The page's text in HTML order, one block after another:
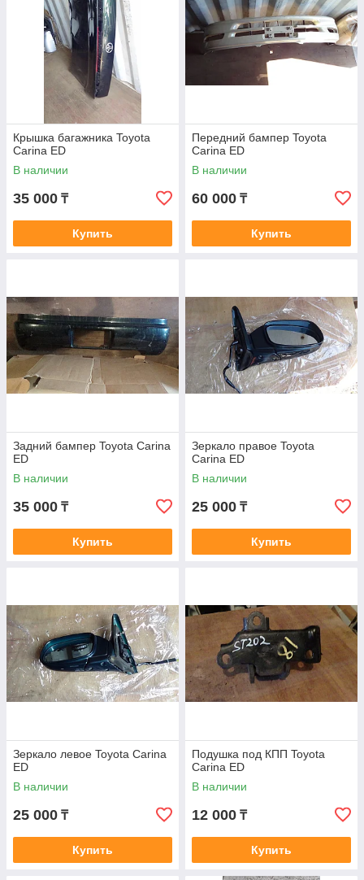
Крышка багажника Toyota
Carina ED
В наличии
35 000 ₸
Купить
Передний бампер Toyota
Carina ED
В наличии
60 000 ₸
Купить
Задний бампер Toyota Carina
ED
В наличии
35 000 ₸
Купить
Зеркало правое Toyota
Carina ED
В наличии
25 000 ₸
Купить
Зеркало левое Toyota Carina
ED
В наличии
25 000 ₸
Купить
Подушка под КПП Toyota
Carina ED
В наличии
12 000 ₸
Купить